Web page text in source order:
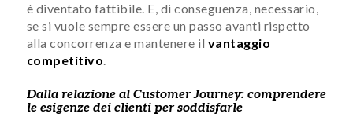
è diventato fattibile. E, di conseguenza, necessario,
se si vuole sempre essere un passo avanti rispetto
alla concorrenza e mantenere il vantaggio
competitivo.
Dalla relazione al Customer Journey: comprendere
le esigenze dei clienti per soddisfarle